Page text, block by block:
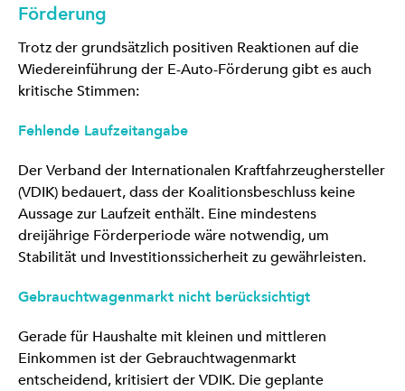
Förderung
Trotz der grundsätzlich positiven Reaktionen auf die
Wiedereinführung der E-Auto-Förderung gibt es auch
kritische Stimmen:
Fehlende Laufzeitangabe
Der Verband der Internationalen Kraftfahrzeughersteller
(VDIK) bedauert, dass der Koalitionsbeschluss keine
Aussage zur Laufzeit enthält. Eine mindestens
dreijährige Förderperiode wäre notwendig, um
Stabilität und Investitionssicherheit zu gewährleisten.
Gebrauchtwagenmarkt nicht berücksichtigt
Gerade für Haushalte mit kleinen und mittleren
Einkommen ist der Gebrauchtwagenmarkt
entscheidend, kritisiert der VDIK. Die geplante